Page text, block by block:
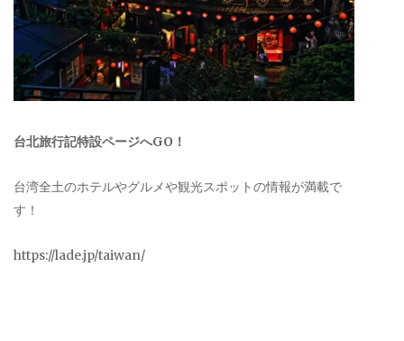
台北旅行記特設ページへGO！
台湾全土のホテルやグルメや観光スポットの情報が満載で
す！
https://lade.jp/taiwan/